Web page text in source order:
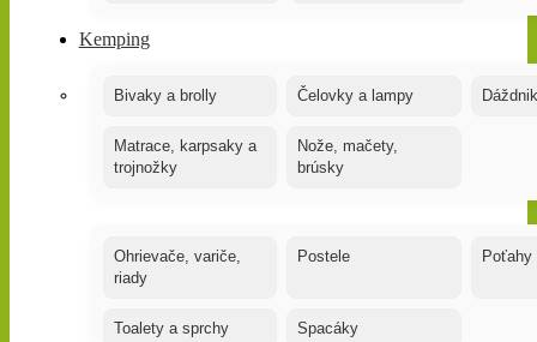
Kemping
Bivaky a brolly Čelovky a lampy
Matrace, karpsaky a
trojnožky
Nože, mačety,
brúsky
Ohrievače, variče,
riady
Postele Poťahy
Toalety a sprchy Spacáky